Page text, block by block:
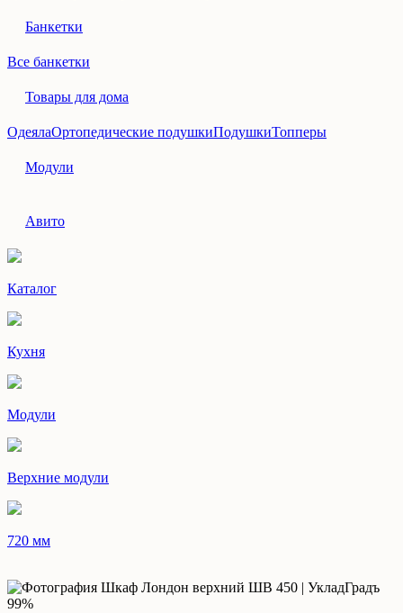
Банкетки
Все банкетки
Товары для дома
ОдеялаОртопедические подушкиПодушкиТопперы
Модули
Авито
Каталог
Кухня
Модули
Верхние модули
720 мм
99%